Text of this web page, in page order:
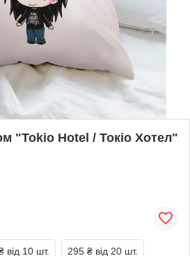
"Tokio Hotel / Токіо Хотел"
від 10 шт. 295 ₴ від 20 шт.